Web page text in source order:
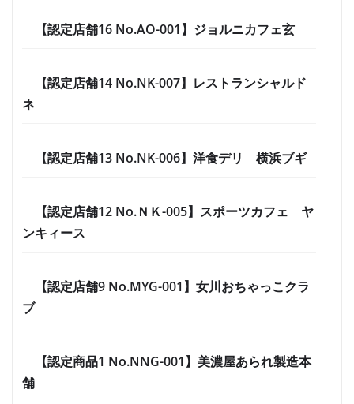
【認定店舗16 No.AO-001】ジョルニカフェ玄
【認定店舗14 No.NK-007】レストランシャルド
ネ
【認定店舗13 No.NK-006】洋食デリ 横浜ブギ
【認定店舗12 No.ＮＫ-005】スポーツカフェ ヤ
ンキィース
【認定店舗9 No.MYG-001】女川おちゃっこクラ
ブ
【認定商品1 No.NNG-001】美濃屋あられ製造本
舗